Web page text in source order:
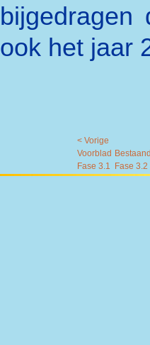
ook het jaar
< Vorige
Voorblad Bestaand
Fase 3.1
Fase 3.2